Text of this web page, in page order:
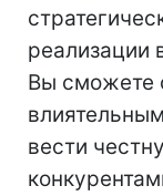
реализации
Вы сможете
вести